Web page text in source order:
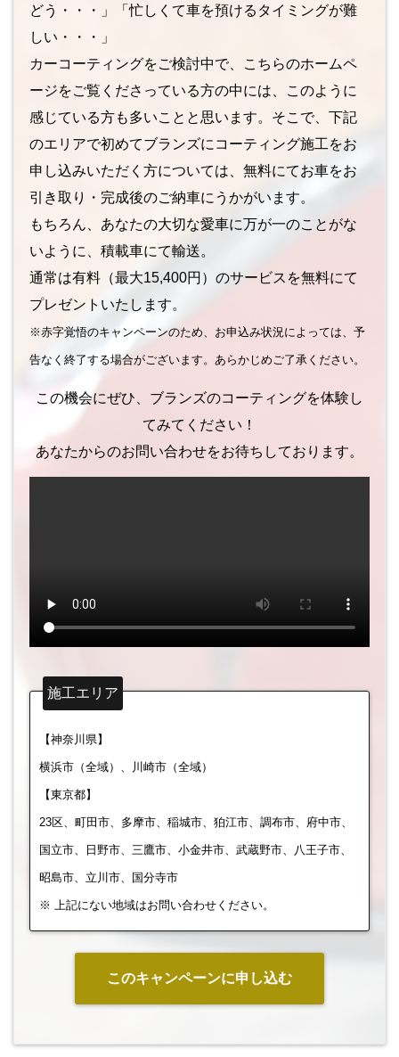
どう・・・」「忙しくて車を預けるタイミングが難
しい・・・」
カーコーティングをご検討中で、こちらのホームペ
ージをご覧くださっている方の中には、このように
感じている方も多いことと思います。そこで、下記
のエリアで初めてブランズにコーティング施工をお
申し込みいただく方については、無料にてお車をお
引き取り・完成後のご納車にうかがいます。
もちろん、あなたの大切な愛車に万が一のことがな
いように、積載車にて輸送。
通常は有料（最大15,400円）のサービスを無料にて
プレゼントいたします。
※赤字覚悟のキャンペーンのため、お申込み状況によっては、予
告なく終了する場合がございます。あらかじめご了承ください。
この機会にぜひ、ブランズのコーティングを体験し
てみてください！
あなたからのお問い合わせをお待ちしております。
施工エリア
【神奈川県】
横浜市（全域）、川崎市（全域）
【東京都】
23区、町田市、多摩市、稲城市、狛江市、調布市、府中市、
国立市、日野市、三鷹市、小金井市、武蔵野市、八王子市、
昭島市、立川市、国分寺市
※ 上記にない地域はお問い合わせください。
このキャンペーンに申し込む